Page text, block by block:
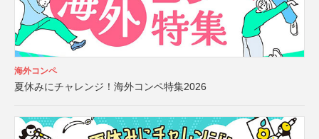
海外コンペ
夏休みにチャレンジ！海外コンペ特集2026